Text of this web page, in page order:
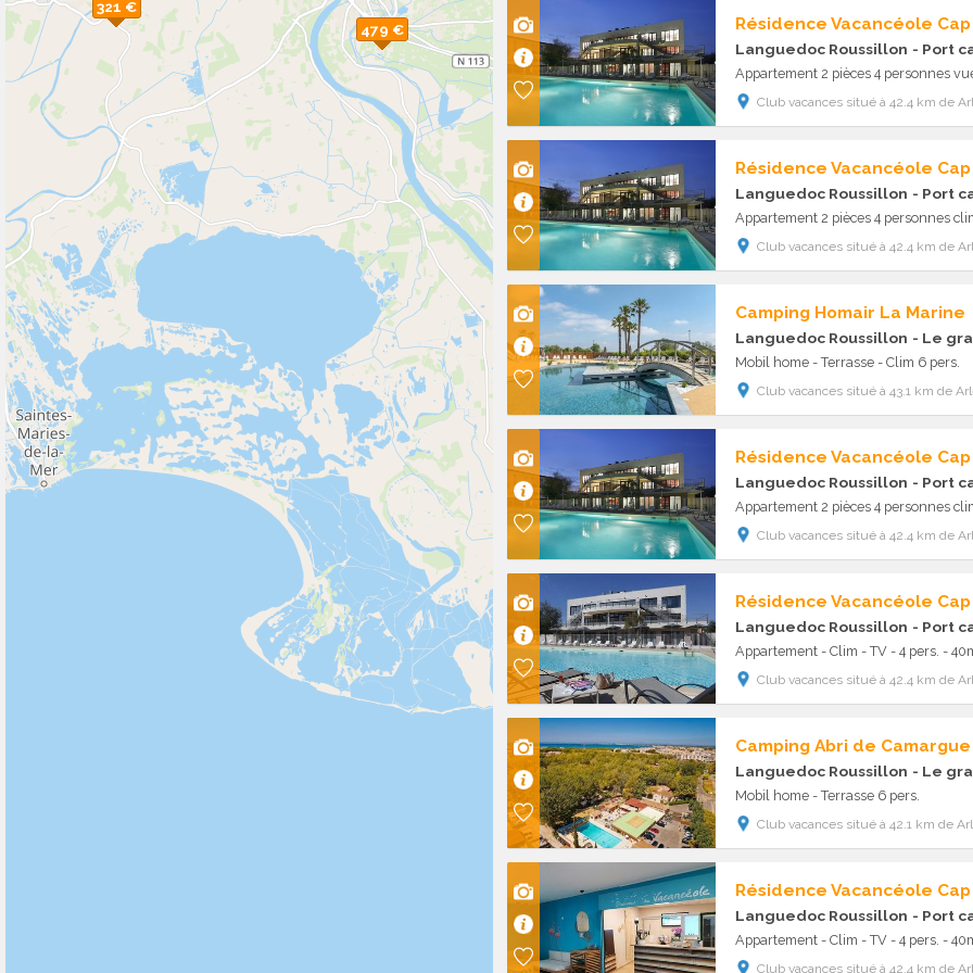
321 €
479 €
Résidence Vacancéole
Languedoc Roussillon - Port
Appartement 2 pièces 4 personnes
Club vacances situé à 42.4 km de
Résidence Vacancéole
Languedoc Roussillon - Port
Appartement 2 pièces 4 personnes
Club vacances situé à 42.4 km de
Camping Homair La Marine
Languedoc Roussillon - Le
Mobil home - Terrasse - Clim 6 pers.
Club vacances situé à 43.1 km de
Résidence Vacancéole
Languedoc Roussillon - Port
Appartement 2 pièces 4 personnes
Club vacances situé à 42.4 km de
Résidence Vacancéole
Languedoc Roussillon - Port
Appartement - Clim - TV - 4 pers. -
Club vacances situé à 42.4 km de
Camping Abri de Camargue
Languedoc Roussillon - Le
Mobil home - Terrasse 6 pers.
Club vacances situé à 42.1 km de
Résidence Vacancéole
Languedoc Roussillon - Port
Appartement - Clim - TV - 4 pers. -
Club vacances situé à 42.4 km de